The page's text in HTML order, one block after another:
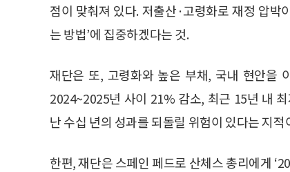
점이 맞춰져 있다. 저출산·고령화로 재정 압박
는 방법’에 집중하겠다는 것.
재단은 또, 고령화와 높은 부채, 국내 현안을
2024~2025년 사이 21% 감소, 최근 15년 내
난 수십 년의 성과를 되돌릴 위험이 있다는 지적
한편, 재단은 스페인 페드로 산체스 총리에게